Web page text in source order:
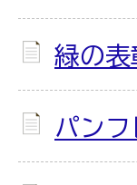
緑の表
パンフ